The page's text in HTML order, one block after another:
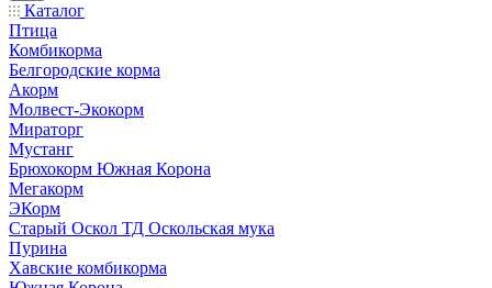
Каталог
Птица
Комбикорма
Белгородские корма
Акорм
Молвест-Экокорм
Мираторг
Мустанг
Брюхокорм Южная Корона
Мегакорм
ЭКорм
Старый Оскол ТД Оскольская мука
Пурина
Хавские комбикорма